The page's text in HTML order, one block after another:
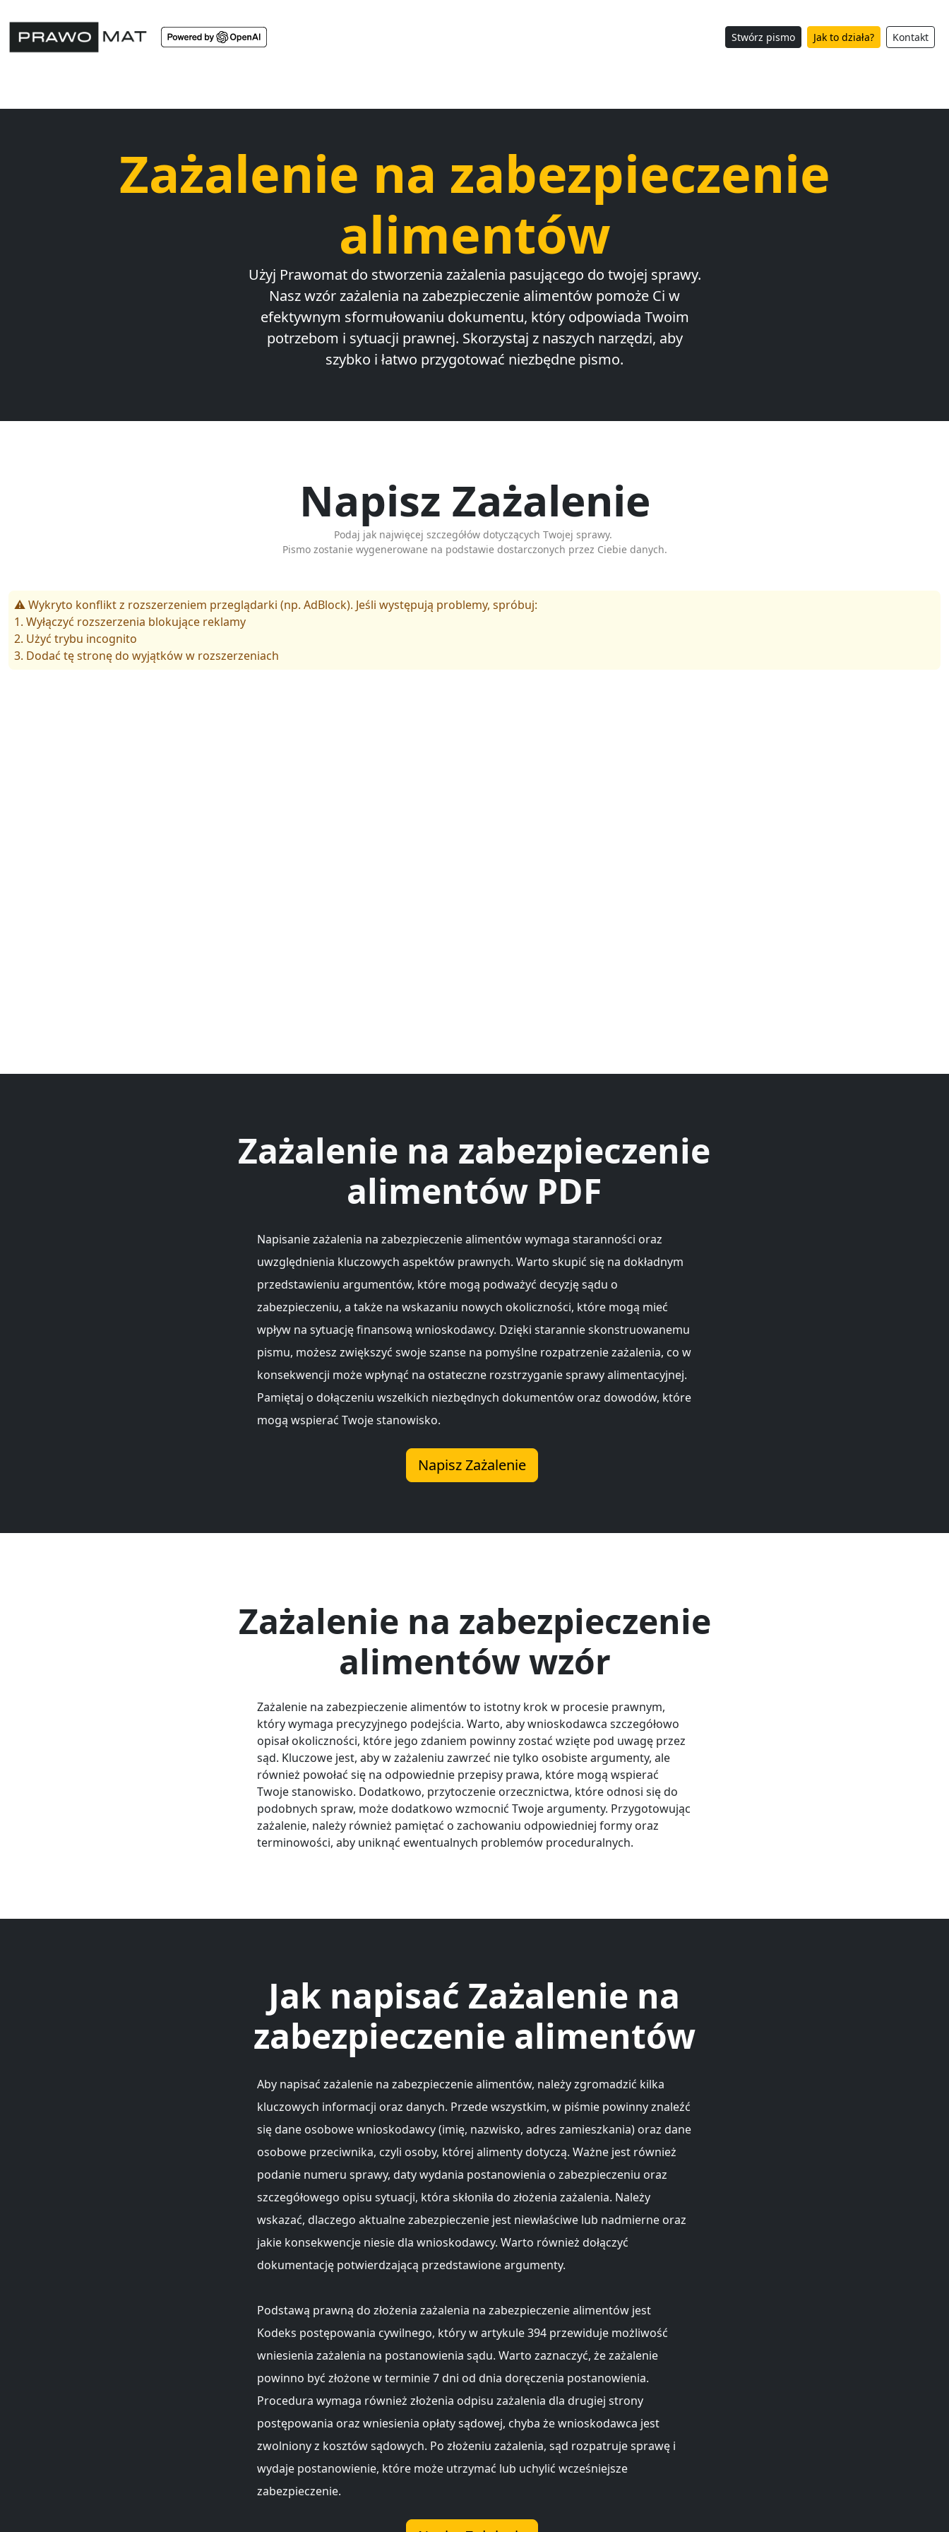
Stwórz pismo Jak to działa? Kontakt
Zażalenie na zabezpieczenie
alimentów
Użyj Prawomat do stworzenia zażalenia pasującego do twojej sprawy.
Nasz wzór zażalenia na zabezpieczenie alimentów pomoże Ci w
efektywnym sformułowaniu dokumentu, który odpowiada Twoim
potrzebom i sytuacji prawnej. Skorzystaj z naszych narzędzi, aby
szybko i łatwo przygotować niezbędne pismo.
Napisz Zażalenie
Podaj jak najwięcej szczegółów dotyczących Twojej sprawy.
Pismo zostanie wygenerowane na podstawie dostarczonych przez Ciebie danych.
⚠️ Wykryto konflikt z rozszerzeniem przeglądarki (np. AdBlock). Jeśli występują problemy, spróbuj:
1. Wyłączyć rozszerzenia blokujące reklamy
2. Użyć trybu incognito
3. Dodać tę stronę do wyjątków w rozszerzeniach
Zażalenie na zabezpieczenie
alimentów PDF
Napisanie zażalenia na zabezpieczenie alimentów wymaga staranności oraz
uwzględnienia kluczowych aspektów prawnych. Warto skupić się na dokładnym
przedstawieniu argumentów, które mogą podważyć decyzję sądu o
zabezpieczeniu, a także na wskazaniu nowych okoliczności, które mogą mieć
wpływ na sytuację finansową wnioskodawcy. Dzięki starannie skonstruowanemu
pismu, możesz zwiększyć swoje szanse na pomyślne rozpatrzenie zażalenia, co w
konsekwencji może wpłynąć na ostateczne rozstrzyganie sprawy alimentacyjnej.
Pamiętaj o dołączeniu wszelkich niezbędnych dokumentów oraz dowodów, które
mogą wspierać Twoje stanowisko.
Napisz Zażalenie
Zażalenie na zabezpieczenie
alimentów wzór
Zażalenie na zabezpieczenie alimentów to istotny krok w procesie prawnym,
który wymaga precyzyjnego podejścia. Warto, aby wnioskodawca szczegółowo
opisał okoliczności, które jego zdaniem powinny zostać wzięte pod uwagę przez
sąd. Kluczowe jest, aby w zażaleniu zawrzeć nie tylko osobiste argumenty, ale
również powołać się na odpowiednie przepisy prawa, które mogą wspierać
Twoje stanowisko. Dodatkowo, przytoczenie orzecznictwa, które odnosi się do
podobnych spraw, może dodatkowo wzmocnić Twoje argumenty. Przygotowując
zażalenie, należy również pamiętać o zachowaniu odpowiedniej formy oraz
terminowości, aby uniknąć ewentualnych problemów proceduralnych.
Jak napisać Zażalenie na
zabezpieczenie alimentów
Aby napisać zażalenie na zabezpieczenie alimentów, należy zgromadzić kilka
kluczowych informacji oraz danych. Przede wszystkim, w piśmie powinny znaleźć
się dane osobowe wnioskodawcy (imię, nazwisko, adres zamieszkania) oraz dane
osobowe przeciwnika, czyli osoby, której alimenty dotyczą. Ważne jest również
podanie numeru sprawy, daty wydania postanowienia o zabezpieczeniu oraz
szczegółowego opisu sytuacji, która skłoniła do złożenia zażalenia. Należy
wskazać, dlaczego aktualne zabezpieczenie jest niewłaściwe lub nadmierne oraz
jakie konsekwencje niesie dla wnioskodawcy. Warto również dołączyć
dokumentację potwierdzającą przedstawione argumenty.
Podstawą prawną do złożenia zażalenia na zabezpieczenie alimentów jest
Kodeks postępowania cywilnego, który w artykule 394 przewiduje możliwość
wniesienia zażalenia na postanowienia sądu. Warto zaznaczyć, że zażalenie
powinno być złożone w terminie 7 dni od dnia doręczenia postanowienia.
Procedura wymaga również złożenia odpisu zażalenia dla drugiej strony
postępowania oraz wniesienia opłaty sądowej, chyba że wnioskodawca jest
zwolniony z kosztów sądowych. Po złożeniu zażalenia, sąd rozpatruje sprawę i
wydaje postanowienie, które może utrzymać lub uchylić wcześniejsze
zabezpieczenie.